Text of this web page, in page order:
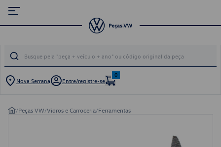
Nova Serrana Entre/registre-se
0
/Peças VW/Vidros e Carroceria/Ferramentas